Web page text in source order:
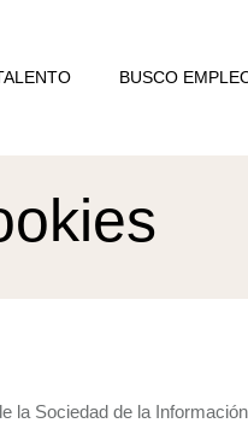
BUSCO
la Sociedad de la